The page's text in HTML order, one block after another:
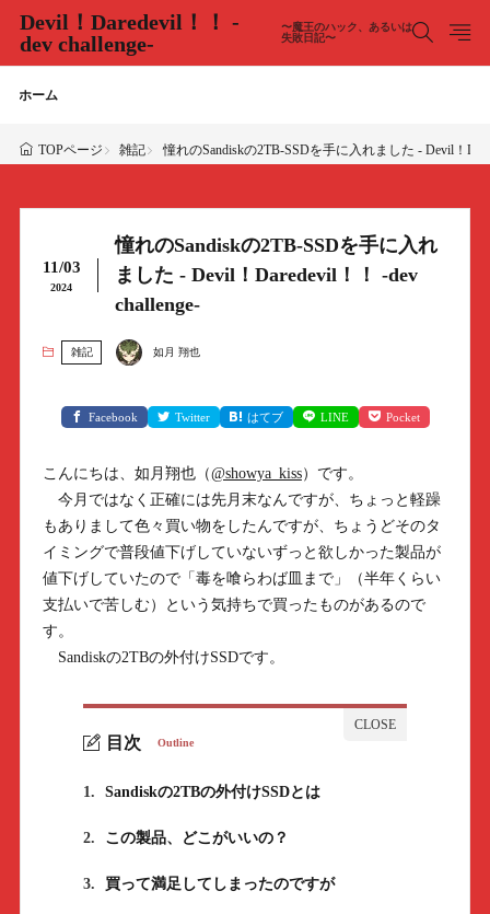
Devil！Daredevil！！ -
dev challenge-
〜魔王のハック、あるいは
失敗日記〜
ホーム
TOPページ 雑記 憧れのSandiskの2TB-SSDを手に入れました - Devil！
11/03
2024
憧れのSandiskの2TB-SSDを手に入れ
ました - Devil！Daredevil！！ -dev
challenge-
雑記 如月 翔也
Facebook Twitter はてブ LINE Pocket
こんにちは、如月翔也（@showya_kiss）です。
今月ではなく正確には先月末なんですが、ちょっと軽躁
もありまして色々買い物をしたんですが、ちょうどそのタ
イミングで普段値下げしていないずっと欲しかった製品が
値下げしていたので「毒を喰らわば皿まで」（半年くらい
支払いで苦しむ）という気持ちで買ったものがあるので
す。
Sandiskの2TBの外付けSSDです。
目次 Outline
1. Sandiskの2TBの外付けSSDとは
2. この製品、どこがいいの？
3. 買って満足してしまったのですが